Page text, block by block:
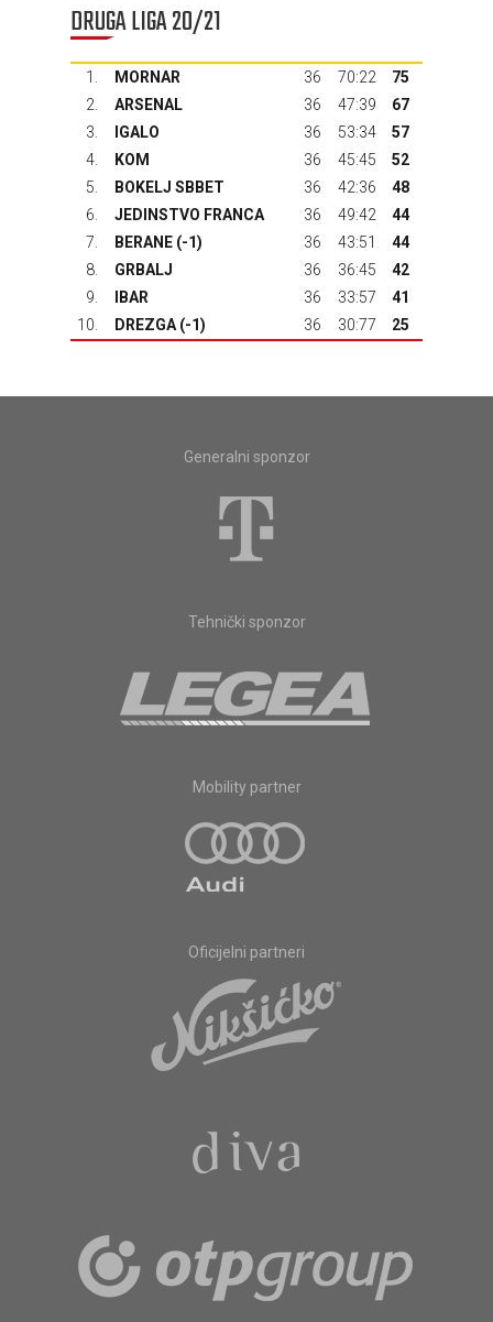
DRUGA LIGA 20/21
1. MORNAR 36 70:22
75
2.
ARSENAL 36 47:39
67
3.
IGALO 36 53:34
57
4.
KOM 36 45:45
52
5.
BOKELJ SBBET 36 42:36
48
6.
JEDINSTVO FRANCA 36 49:42
44
7.
BERANE (-1) 36 43:51
44
8.
GRBALJ 36 36:45
42
9.
IBAR 36 33:57
41
10.
DREZGA (-1) 36 30:77 25
Generalni sponzor
Tehnički sponzor
Mobility partner
Oficijelni partneri